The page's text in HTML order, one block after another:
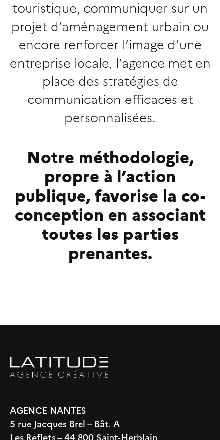
touristique, communiquer sur un
projet d’aménagement urbain ou
encore renforcer l’image d’une
entreprise locale, l’agence met en
place des stratégies de
communication efficaces et
personnalisées.
Notre méthodologie,
propre à l’action
publique, favorise la co-
conception en associant
toutes les parties
prenantes.
AGENCE NANTES
5 rue Jacques Brel – Bât. A
Les Reflets – 44 800 Saint-Herblain